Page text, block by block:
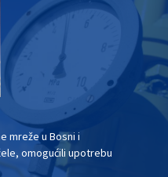
mreže u Bosni i
omogućili upotrebu